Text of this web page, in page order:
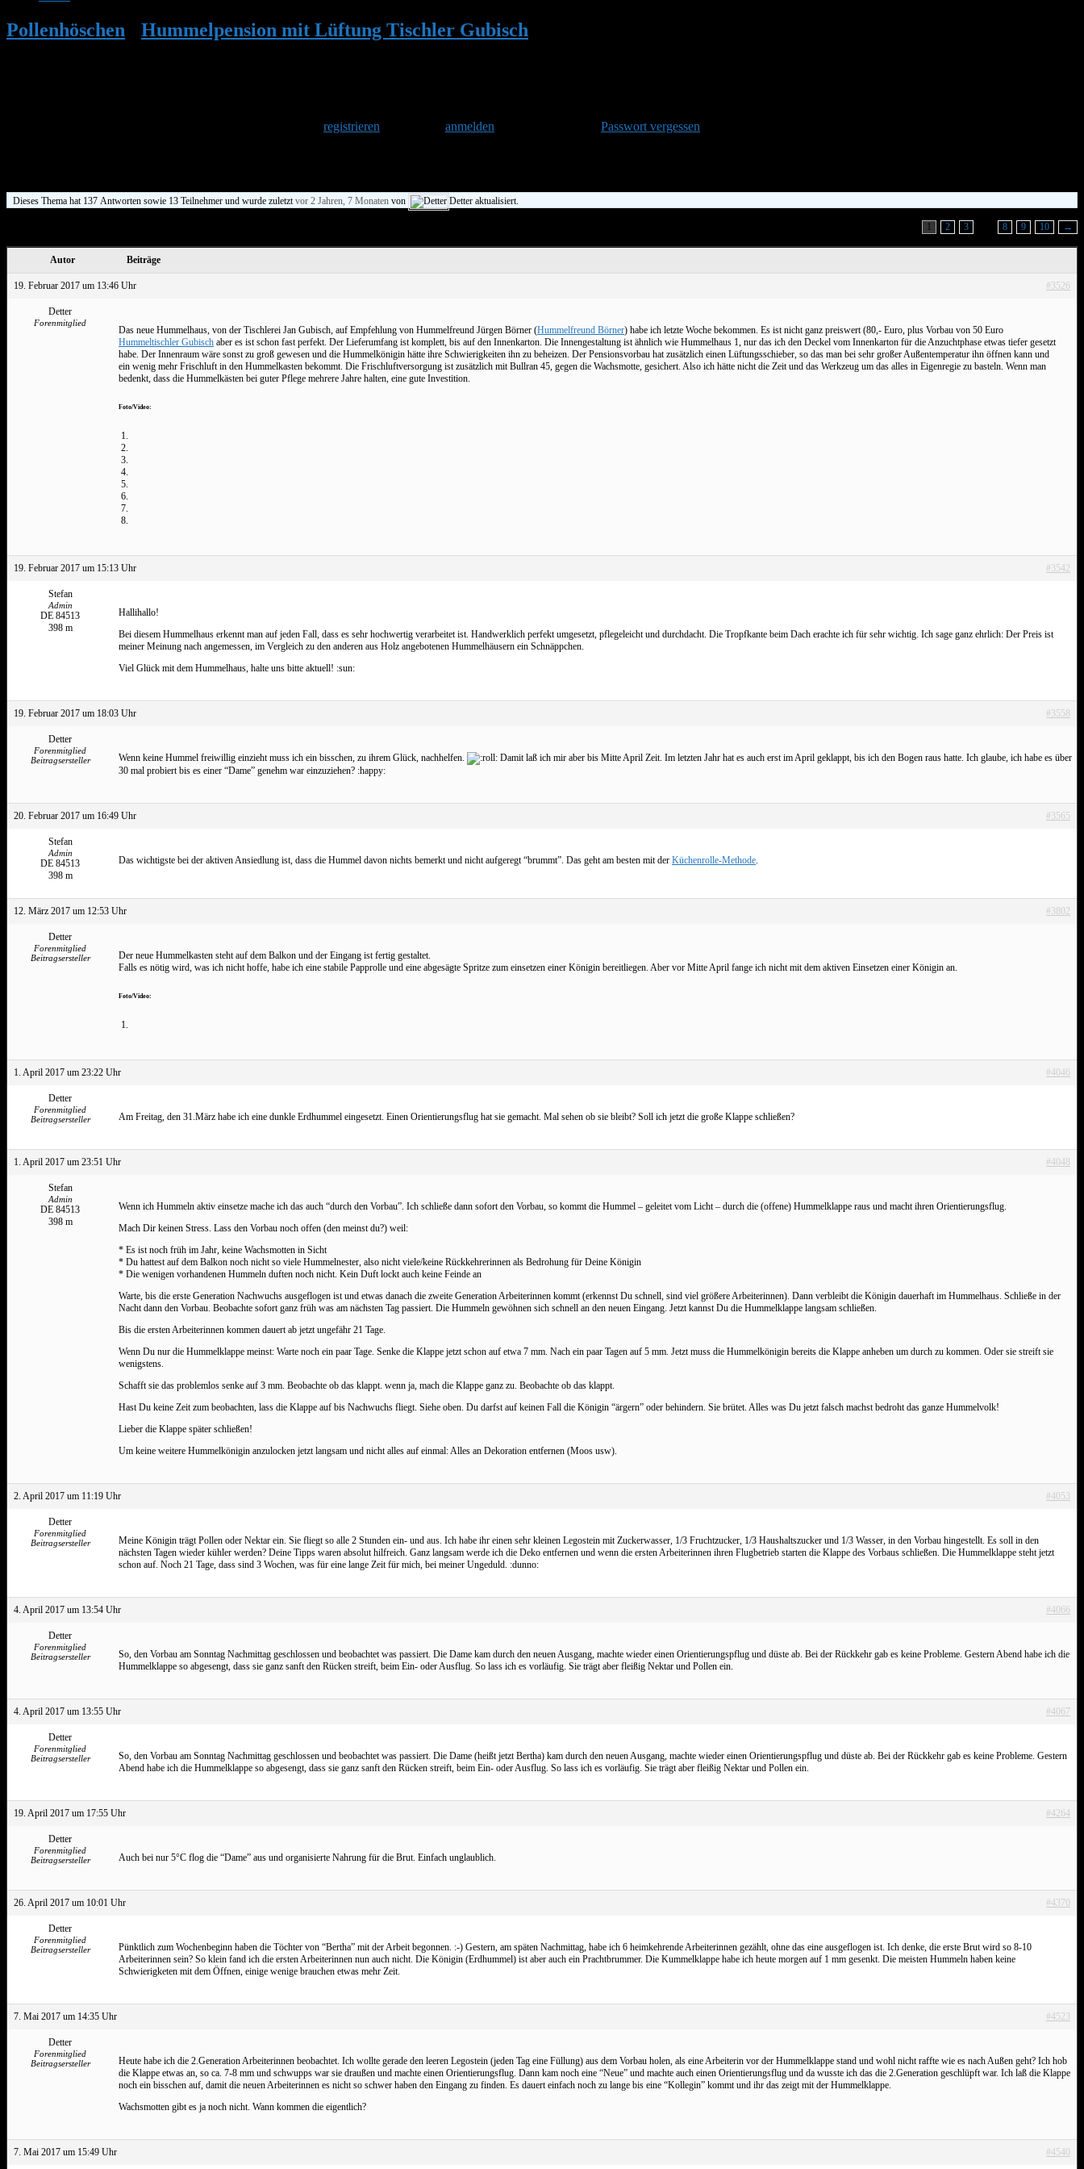
Pollenhöschen Hummelpension mit Lüftung Tischler Gubisch
registrieren anmelden Passwort vergessen
Dieses Thema hat 137 Antworten sowie 13 Teilnehmer und wurde zuletztvor 2 Jahren, 7 Monaten von Detter aktualisiert.
1 2 3 8 9 10 →
Autor Beiträge
19. Februar 2017 um 13:46 Uhr #3526
Detter
Forenmitglied
Das neue Hummelhaus, von der Tischlerei Jan Gubisch, auf Empfehlung von Hummelfreund Jürgen Börner (Hummelfreund Börner) habe ich letzte Woche bekommen. Es ist nicht ganz preiswert (80,- Euro, plus Vorbau von 50 Euro
Hummeltischler Gubisch aber es ist schon fast perfekt. Der Lieferumfang ist komplett, bis auf den Innenkarton. Die Innengestaltung ist ähnlich wie Hummelhaus 1, nur das ich den Deckel vom Innenkarton für die Anzuchtphase etwas tiefer gesetzt
habe. Der Innenraum wäre sonst zu groß gewesen und die Hummelkönigin hätte ihre Schwierigkeiten ihn zu beheizen. Der Pensionsvorbau hat zusätzlich einen Lüftungsschieber, so das man bei sehr großer Außentemperatur ihn öffnen kann und
ein wenig mehr Frischluft in den Hummelkasten bekommt. Die Frischluftversorgung ist zusätzlich mit Bullran 45, gegen die Wachsmotte, gesichert. Also ich hätte nicht die Zeit und das Werkzeug um das alles in Eigenregie zu basteln. Wenn man
bedenkt, dass die Hummelkästen bei guter Pflege mehrere Jahre halten, eine gute Investition.
Foto/Video:
19. Februar 2017 um 15:13 Uhr #3542
Stefan
Admin
DE 84513
398 m
Hallihallo!
Bei diesem Hummelhaus erkennt man auf jeden Fall, dass es sehr hochwertig verarbeitet ist. Handwerklich perfekt umgesetzt, pflegeleicht und durchdacht. Die Tropfkante beim Dach erachte ich für sehr wichtig. Ich sage ganz ehrlich: Der Preis ist
meiner Meinung nach angemessen, im Vergleich zu den anderen aus Holz angebotenen Hummelhäusern ein Schnäppchen.
Viel Glück mit dem Hummelhaus, halte uns bitte aktuell! :sun:
19. Februar 2017 um 18:03 Uhr #3558
Detter
Forenmitglied
Beitragsersteller
Wenn keine Hummel freiwillig einzieht muss ich ein bisschen, zu ihrem Glück, nachhelfen.
Damit laß ich mir aber bis Mitte April Zeit. Im letzten Jahr hat es auch erst im April geklappt, bis ich den Bogen raus hatte. Ich glaube, ich habe es über
30 mal probiert bis es einer “Dame” genehm war einzuziehen? :happy:
20. Februar 2017 um 16:49 Uhr #3565
Stefan
Admin
DE 84513
398 m
Das wichtigste bei der aktiven Ansiedlung ist, dass die Hummel davon nichts bemerkt und nicht aufgeregt “brummt”. Das geht am besten mit der Küchenrolle-Methode.
12. März 2017 um 12:53 Uhr #3802
Detter
Forenmitglied
Beitragsersteller
Der neue Hummelkasten steht auf dem Balkon und der Eingang ist fertig gestaltet.
Falls es nötig wird, was ich nicht hoffe, habe ich eine stabile Papprolle und eine abgesägte Spritze zum einsetzen einer Königin bereitliegen. Aber vor Mitte April fange ich nicht mit dem aktiven Einsetzen einer Königin an.
Foto/Video:
1. April 2017 um 23:22 Uhr #4046
Detter
Forenmitglied
Beitragsersteller
Am Freitag, den 31.März habe ich eine dunkle Erdhummel eingesetzt. Einen Orientierungsflug hat sie gemacht. Mal sehen ob sie bleibt? Soll ich jetzt die große Klappe schließen?
1. April 2017 um 23:51 Uhr #4048
Stefan
Admin
DE 84513
398 m
Wenn ich Hummeln aktiv einsetze mache ich das auch “durch den Vorbau”. Ich schließe dann sofort den Vorbau, so kommt die Hummel – geleitet vom Licht – durch die (offene) Hummelklappe raus und macht ihren Orientierungsflug.
Mach Dir keinen Stress. Lass den Vorbau noch offen (den meinst du?) weil:
* Es ist noch früh im Jahr, keine Wachsmotten in Sicht
* Du hattest auf dem Balkon noch nicht so viele Hummelnester, also nicht viele/keine Rückkehrerinnen als Bedrohung für Deine Königin
* Die wenigen vorhandenen Hummeln duften noch nicht. Kein Duft lockt auch keine Feinde an
Warte, bis die erste Generation Nachwuchs ausgeflogen ist und etwas danach die zweite Generation Arbeiterinnen kommt (erkennst Du schnell, sind viel größere Arbeiterinnen). Dann verbleibt die Königin dauerhaft im Hummelhaus. Schließe in der
Nacht dann den Vorbau. Beobachte sofort ganz früh was am nächsten Tag passiert. Die Hummeln gewöhnen sich schnell an den neuen Eingang. Jetzt kannst Du die Hummelklappe langsam schließen.
Bis die ersten Arbeiterinnen kommen dauert ab jetzt ungefähr 21 Tage.
Wenn Du nur die Hummelklappe meinst: Warte noch ein paar Tage. Senke die Klappe jetzt schon auf etwa 7 mm. Nach ein paar Tagen auf 5 mm. Jetzt muss die Hummelkönigin bereits die Klappe anheben um durch zu kommen. Oder sie streift sie
wenigstens.
Schafft sie das problemlos senke auf 3 mm. Beobachte ob das klappt. wenn ja, mach die Klappe ganz zu. Beobachte ob das klappt.
Hast Du keine Zeit zum beobachten, lass die Klappe auf bis Nachwuchs fliegt. Siehe oben. Du darfst auf keinen Fall die Königin “ärgern” oder behindern. Sie brütet. Alles was Du jetzt falsch machst bedroht das ganze Hummelvolk!
Lieber die Klappe später schließen!
Um keine weitere Hummelkönigin anzulocken jetzt langsam und nicht alles auf einmal: Alles an Dekoration entfernen (Moos usw).
2. April 2017 um 11:19 Uhr #4053
Detter
Forenmitglied
Beitragsersteller
Meine Königin trägt Pollen oder Nektar ein. Sie fliegt so alle 2 Stunden ein- und aus. Ich habe ihr einen sehr kleinen Legostein mit Zuckerwasser, 1/3 Fruchtzucker, 1/3 Haushaltszucker und 1/3 Wasser, in den Vorbau hingestellt. Es soll in den
nächsten Tagen wieder kühler werden? Deine Tipps waren absolut hilfreich. Ganz langsam werde ich die Deko entfernen und wenn die ersten Arbeiterinnen ihren Flugbetrieb starten die Klappe des Vorbaus schließen. Die Hummelklappe steht jetzt
schon auf. Noch 21 Tage, dass sind 3 Wochen, was für eine lange Zeit für mich, bei meiner Ungeduld. :dunno:
4. April 2017 um 13:54 Uhr #4066
Detter
Forenmitglied
Beitragsersteller
So, den Vorbau am Sonntag Nachmittag geschlossen und beobachtet was passiert. Die Dame kam durch den neuen Ausgang, machte wieder einen Orientierungspflug und düste ab. Bei der Rückkehr gab es keine Probleme. Gestern Abend habe ich die
Hummelklappe so abgesengt, dass sie ganz sanft den Rücken streift, beim Ein- oder Ausflug. So lass ich es vorläufig. Sie trägt aber fleißig Nektar und Pollen ein.
4. April 2017 um 13:55 Uhr #4067
Detter
Forenmitglied
Beitragsersteller
So, den Vorbau am Sonntag Nachmittag geschlossen und beobachtet was passiert. Die Dame (heißt jetzt Bertha) kam durch den neuen Ausgang, machte wieder einen Orientierungspflug und düste ab. Bei der Rückkehr gab es keine Probleme. Gestern
Abend habe ich die Hummelklappe so abgesengt, dass sie ganz sanft den Rücken streift, beim Ein- oder Ausflug. So lass ich es vorläufig. Sie trägt aber fleißig Nektar und Pollen ein.
19. April 2017 um 17:55 Uhr #4264
Detter
Forenmitglied
Beitragsersteller
Auch bei nur 5°C flog die “Dame” aus und organisierte Nahrung für die Brut. Einfach unglaublich.
26. April 2017 um 10:01 Uhr #4370
Detter
Forenmitglied
Beitragsersteller
Pünktlich zum Wochenbeginn haben die Töchter von “Bertha” mit der Arbeit begonnen. :-) Gestern, am späten Nachmittag, habe ich 6 heimkehrende Arbeiterinnen gezählt, ohne das eine ausgeflogen ist. Ich denke, die erste Brut wird so 8-10
Arbeiterinnen sein? So klein fand ich die ersten Arbeiterinnen nun auch nicht. Die Königin (Erdhummel) ist aber auch ein Prachtbrummer. Die Kummelklappe habe ich heute morgen auf 1 mm gesenkt. Die meisten Hummeln haben keine
Schwierigketen mit dem Öffnen, einige wenige brauchen etwas mehr Zeit.
7. Mai 2017 um 14:35 Uhr #4523
Detter
Forenmitglied
Beitragsersteller
Heute habe ich die 2.Generation Arbeiterinnen beobachtet. Ich wollte gerade den leeren Legostein (jeden Tag eine Füllung) aus dem Vorbau holen, als eine Arbeiterin vor der Hummelklappe stand und wohl nicht raffte wie es nach Außen geht? Ich hob
die Klappe etwas an, so ca. 7-8 mm und schwupps war sie draußen und machte einen Orientierungsflug. Dann kam noch eine “Neue” und machte auch einen Orientierungsflug und da wusste ich das die 2.Generation geschlüpft war. Ich laß die Klappe
noch ein bisschen auf, damit die neuen Arbeiterinnen es nicht so schwer haben den Eingang zu finden. Es dauert einfach noch zu lange bis eine “Kollegin” kommt und ihr das zeigt mit der Hummelklappe.
Wachsmotten gibt es ja noch nicht. Wann kommen die eigentlich?
7. Mai 2017 um 15:49 Uhr #4540